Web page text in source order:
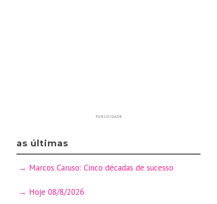
PUBLICIDADE
as últimas
Marcos Caruso: Cinco décadas de sucesso
Hoje 08/8/2026